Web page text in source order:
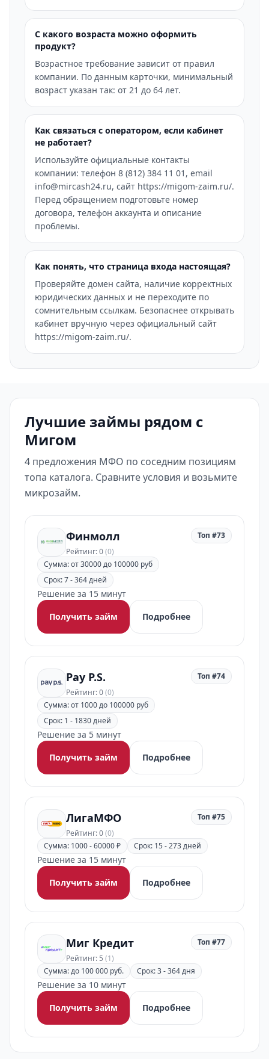
С какого возраста можно оформить
продукт?
Возрастное требование зависит от правил
компании. По данным карточки, минимальный
возраст указан так: от 21 до 64 лет.
Как связаться с оператором, если кабинет
не работает?
Используйте официальные контакты
компании: телефон 8 (812) 384 11 01, email
info@mircash24.ru, сайт https://migom-zaim.ru/.
Перед обращением подготовьте номер
договора, телефон аккаунта и описание
проблемы.
Как понять, что страница входа настоящая?
Проверяйте домен сайта, наличие корректных
юридических данных и не переходите по
сомнительным ссылкам. Безопаснее открывать
кабинет вручную через официальный сайт
https://migom-zaim.ru/.
Лучшие займы рядом с
Мигом
4 предложения МФО по соседним позициям
топа каталога. Сравните условия и возьмите
микрозайм.
Финмолл
Рейтинг: 0(0)
Топ #73
Сумма: от 30000 до 100000 руб
Срок: 7 - 364 дней
Решение за 15 минут
Получить займ
Подробнее
Pay P.S.
Рейтинг: 0(0)
Топ #74
Сумма: от 1000 до 100000 руб
Срок: 1 - 1830 дней
Решение за 5 минут
Получить займ
Подробнее
ЛигаМФО
Рейтинг: 0(0)
Топ #75
Сумма: 1000 - 60000 ₽ Срок: 15 - 273 дней
Решение за 15 минут
Получить займ
Подробнее
Миг Кредит
Рейтинг: 5 (1)
Топ #77
Сумма: до 100 000 руб. Срок: 3 - 364 дня
Решение за 10 минут
Получить займ
Подробнее